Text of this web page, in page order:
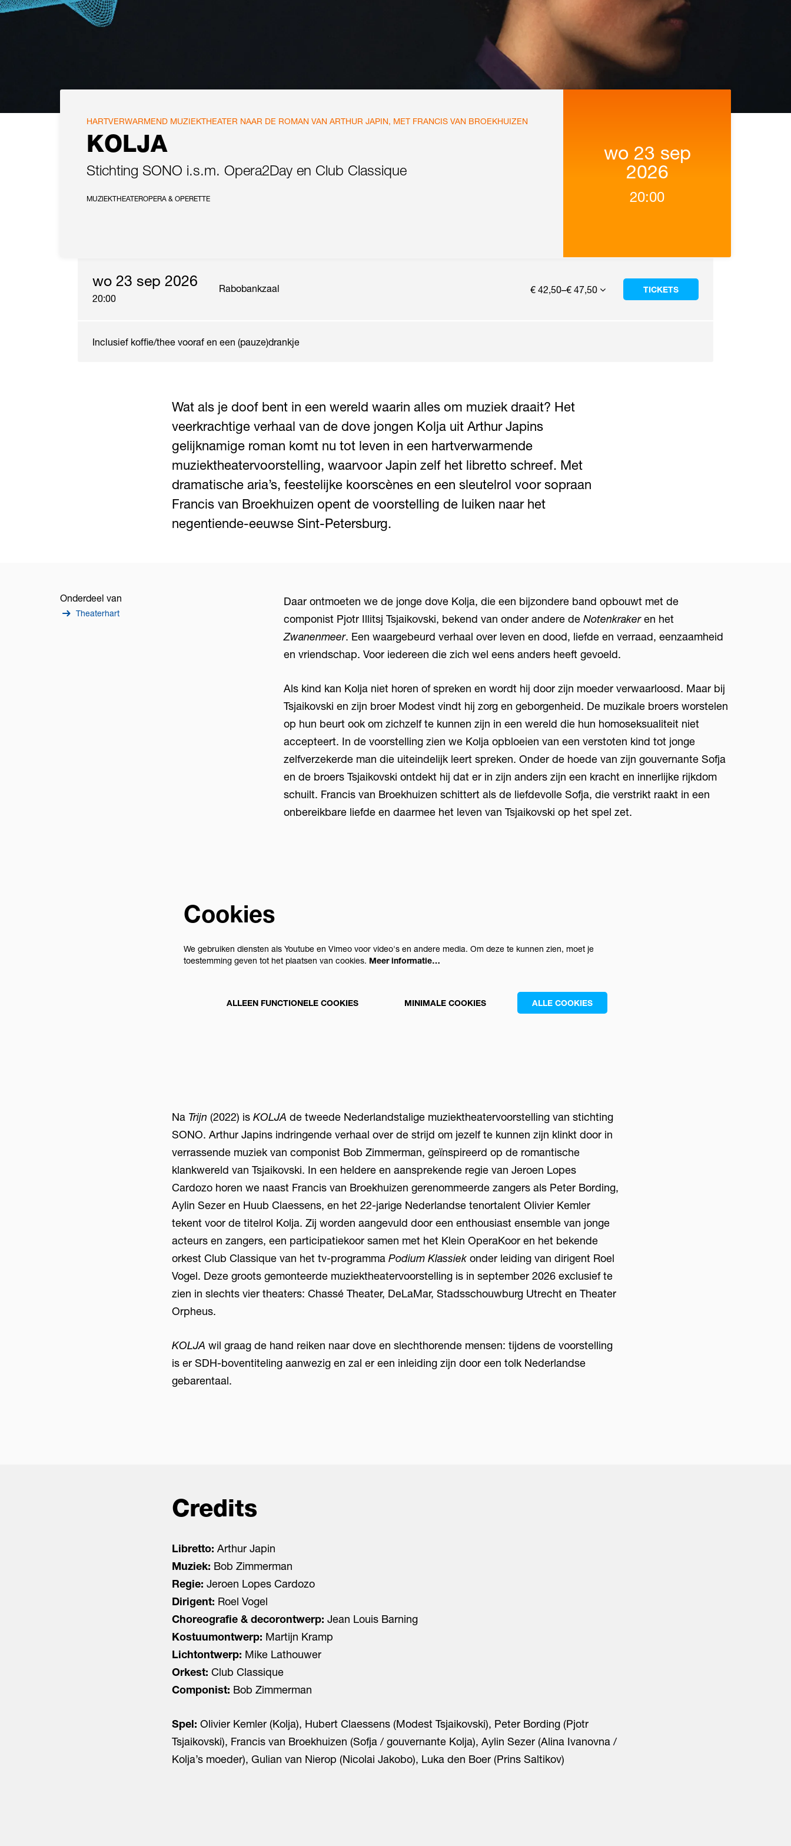
KOLJA
Stichting SONO i.s.m. Opera2Day en Club Classique
HARTVERWARMEND MUZIEKTHEATER NAAR DE ROMAN VAN ARTHUR JAPIN, MET FRANCIS VAN BROEKHUIZEN
MUZIEKTHEATEROPERA & OPERETTE
wo 23 sep
2026
20:00
wo 23 sep 2026
20:00
Rabobankzaal € 42,50–€ 47,50 TICKETS
Inclusief koffie/thee vooraf en een (pauze)drankje
Wat als je doof bent in een wereld waarin alles om muziek draait? Het
veerkrachtige verhaal van de dove jongen Kolja uit Arthur Japins
gelijknamige roman komt nu tot leven in een hartverwarmende
muziektheatervoorstelling, waarvoor Japin zelf het libretto schreef. Met
dramatische aria’s, feestelijke koorscènes en een sleutelrol voor sopraan
Francis van Broekhuizen opent de voorstelling de luiken naar het
negentiende-eeuwse Sint-Petersburg.
Daar ontmoeten we de jonge dove Kolja, die een bijzondere band opbouwt met de
componist Pjotr Illitsj Tsjaikovski, bekend van onder andere de Notenkrakeren het
Zwanenmeer. Een waargebeurd verhaal over leven en dood, liefde en verraad, eenzaamheid
en vriendschap. Voor iedereen die zich wel eens anders heeft gevoeld.
Als kind kan Kolja niet horen of spreken en wordt hij door zijn moeder verwaarloosd. Maar bij
Tsjaikovski en zijn broer Modest vindt hij zorg en geborgenheid. De muzikale broers worstelen
op hun beurt ook om zichzelf te kunnen zijn in een wereld die hun homoseksualiteit niet
accepteert. In de voorstelling zien we Kolja opbloeien van een verstoten kind tot jonge
zelfverzekerde man die uiteindelijk leert spreken. Onder de hoede van zijn gouvernante Sofja
en de broers Tsjaikovski ontdekt hij dat er in zijn anders zijn een kracht en innerlijke rijkdom
schuilt. Francis van Broekhuizen schittert als de liefdevolle Sofja, die verstrikt raakt in een
onbereikbare liefde en daarmee het leven van Tsjaikovski op het spel zet.
Onderdeel van
Theaterhart
Cookies
We gebruiken diensten als Youtube en Vimeo voor video's en andere media. Om deze te kunnen zien, moet je
toestemming geven tot het plaatsen van cookies. Meer informatie…
ALLEEN FUNCTIONELE COOKIES MINIMALE COOKIES ALLE COOKIES
Na Trijn (2022) is KOLJA de tweede Nederlandstalige muziektheatervoorstelling van stichting
SONO. Arthur Japins indringende verhaal over de strijd om jezelf te kunnen zijn klinkt door in
verrassende muziek van componist Bob Zimmerman, geïnspireerd op de romantische
klankwereld van Tsjaikovski. In een heldere en aansprekende regie van Jeroen Lopes
Cardozo horen we naast Francis van Broekhuizen gerenommeerde zangers als Peter Bording,
Aylin Sezer en Huub Claessens, en het 22-jarige Nederlandse tenortalent Olivier Kemler
tekent voor de titelrol Kolja. Zij worden aangevuld door een enthousiast ensemble van jonge
acteurs en zangers, een participatiekoor samen met het Klein OperaKoor en het bekende
orkest Club Classique van het tv-programma Podium Klassiek onder leiding van dirigent Roel
Vogel. Deze groots gemonteerde muziektheatervoorstelling is in september 2026 exclusief te
zien in slechts vier theaters: Chassé Theater, DeLaMar, Stadsschouwburg Utrecht en Theater
Orpheus.
KOLJA wil graag de hand reiken naar dove en slechthorende mensen: tijdens de voorstelling
is er SDH-boventiteling aanwezig en zal er een inleiding zijn door een tolk Nederlandse
gebarentaal.
Credits
Libretto: Arthur Japin
Muziek: Bob Zimmerman
Regie: Jeroen Lopes Cardozo
Dirigent: Roel Vogel
Choreografie & decorontwerp: Jean Louis Barning
Kostuumontwerp: Martijn Kramp
Lichtontwerp: Mike Lathouwer
Orkest: Club Classique
Componist: Bob Zimmerman
Spel: Olivier Kemler (Kolja), Hubert Claessens (Modest Tsjaikovski), Peter Bording (Pjotr
Tsjaikovski), Francis van Broekhuizen (Sofja / gouvernante Kolja), Aylin Sezer (Alina Ivanovna /
Kolja’s moeder), Gulian van Nierop (Nicolai Jakobo), Luka den Boer (Prins Saltikov)